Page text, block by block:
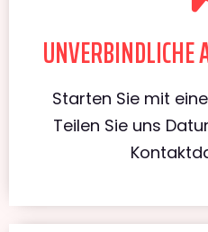
UNVERBINDLICHE
Starten Sie mit
Teilen Sie uns